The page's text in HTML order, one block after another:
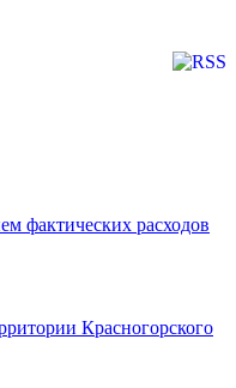
фактических расходов
Красногорского